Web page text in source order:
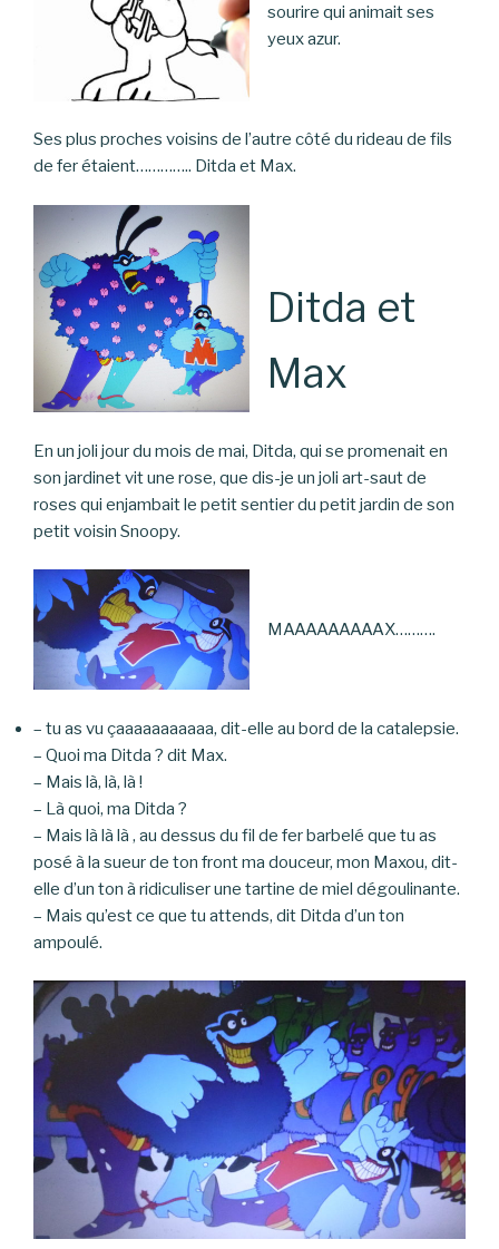
sourire qui animait ses
yeux azur.
Ses plus proches voisins de l’autre côté du rideau de fils
de fer étaient………….. Ditda et Max.
Ditda et
Max
En un joli jour du mois de mai, Ditda, qui se promenait en
son jardinet vit une rose, que dis-je un joli art-saut de
roses qui enjambait le petit sentier du petit jardin de son
petit voisin Snoopy.
MAAAAAAAAAX……….
– tu as vu çaaaaaaaaaaa, dit-elle au bord de la catalepsie.
– Quoi ma Ditda ? dit Max.
– Mais là, là, là !
– Là quoi, ma Ditda ?
– Mais là là là , au dessus du fil de fer barbelé que tu as
posé à la sueur de ton front ma douceur, mon Maxou, dit-
elle d’un ton à ridiculiser une tartine de miel dégoulinante.
– Mais qu’est ce que tu attends, dit Ditda d’un ton
ampoulé.